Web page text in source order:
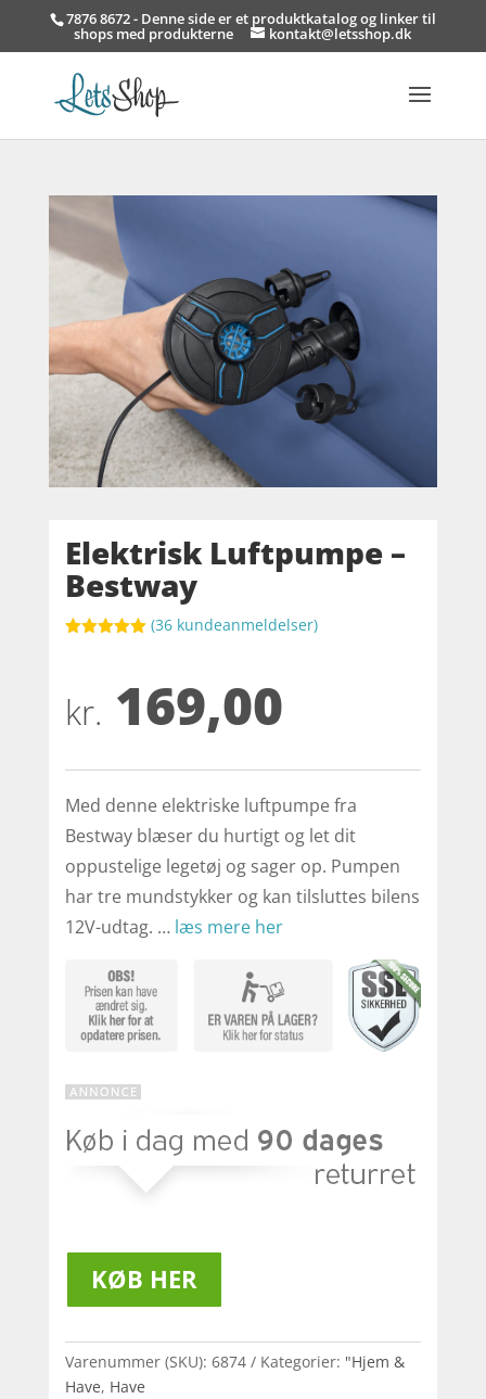
7876 8672 - Denne side er et produktkatalog og linker til
shops med produkterne kontakt@letsshop.dk
Elektrisk Luftpumpe –
Bestway
baseret på
kundebedøm
melser
(36 kundeanmeldelser)
kr. 169,00
Med denne elektriske luftpumpe fra
Bestway blæser du hurtigt og let dit
oppustelige legetøj og sager op. Pumpen
har tre mundstykker og kan tilsluttes bilens
12V-udtag. … læs mere her
KØB HER
Varenummer (SKU): 6874 Kategorier: "Hjem &
Have, Have